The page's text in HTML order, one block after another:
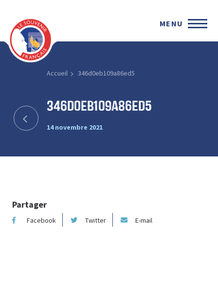
MENU
Accueil 346d0eb109a86ed5
346d0eb109a86ed5
14 novembre 2021
Partager
Facebook Twitter E-mail